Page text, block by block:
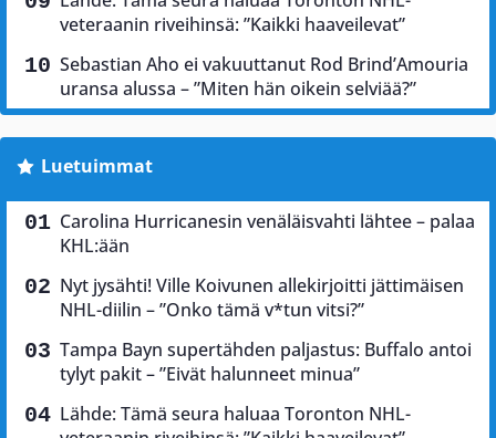
veteraanin riveihinsä: ”Kaikki haaveilevat”
Sebastian Aho ei vakuuttanut Rod Brind’Amouria
uransa alussa – ”Miten hän oikein selviää?”
Luetuimmat
Carolina Hurricanesin venäläisvahti lähtee – palaa
KHL:ään
Nyt jysähti! Ville Koivunen allekirjoitti jättimäisen
NHL-diilin – ”Onko tämä v*tun vitsi?”
Tampa Bayn supertähden paljastus: Buffalo antoi
tylyt pakit – ”Eivät halunneet minua”
Lähde: Tämä seura haluaa Toronton NHL-